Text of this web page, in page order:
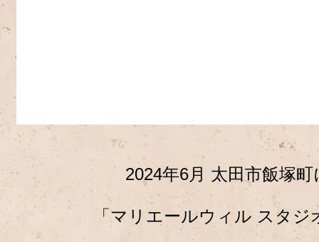
2024年6月 太田市飯塚町
「マリエールウィル スタジ